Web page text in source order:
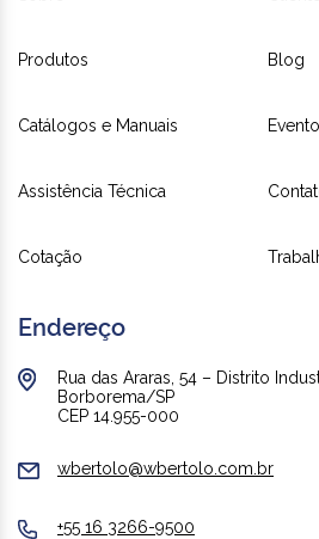
Produtos Blog
Catálogos e Manuais
Assistência Técnica
Cotação
Endereço
Rua das Araras, 54 – Distrito
Borborema/SP
CEP 14.955-000
wbertolo@wbertolo.com.br
+55 16 3266-9500